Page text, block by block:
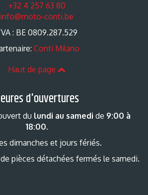
+32 4 257 63 80
info@moto-conti.be
: BE 0809.287.529
Conti Milano
Haut de page
d'ouvertures
du lundi au samedi de 9:00 à
18:00.
dimanches et jours fériés.
pièces détachées fermés le samedi.